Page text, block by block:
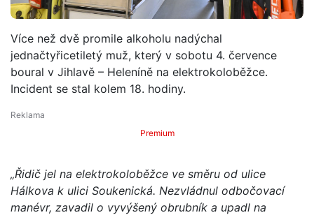
Více než dvě promile alkoholu nadýchal
jednačtyřicetiletý muž, který v sobotu 4. července
boural v Jihlavě – Heleníně na elektrokoloběžce.
Incident se stal kolem 18. hodiny.
Premium
„Řidič jel na elektrokoloběžce ve směru od ulice
Hálkova k ulici Soukenická. Nezvládnul odbočovací
manévr, zavadil o vyvýšený obrubník a upadl na